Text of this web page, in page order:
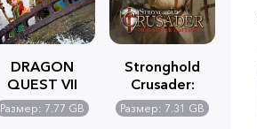
DRAGON
QUEST VII
Reimagined
Размер: 7.77 GB
Stronghold
Crusader:
Definitive
Edition
Размер: 7.31 GB